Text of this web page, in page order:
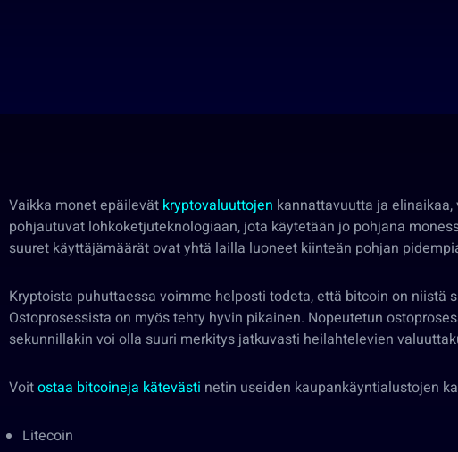
Vaikka monet epäilevät kryptovaluuttojen kannattavuutta ja
pohjautuvat lohkoketjuteknologiaan, jota käytetään jo pohjana
suuret käyttäjämäärät ovat yhtä lailla luoneet kiinteän pohjan
Kryptoista puhuttaessa voimme helposti todeta, että bitcoin on
Ostoprosessista on myös tehty hyvin pikainen. Nopeutetun
sekunnillakin voi olla suuri merkitys jatkuvasti heilahtelevien
Voitostaa bitcoineja kätevästi netin useiden kaupankäyntialustojen
Litecoin